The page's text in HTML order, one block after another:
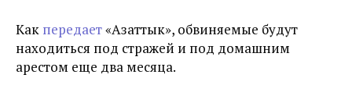
Как передает«Азаттык», обвиняемые будут
находиться под стражей и под домашним
арестом еще два месяца.